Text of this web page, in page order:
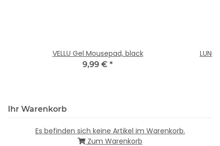
VELLU Gel Mousepad, black
9,99 € *
Ihr Warenkorb
Es befinden sich keine Artikel im Warenkorb.
Zum Warenkorb